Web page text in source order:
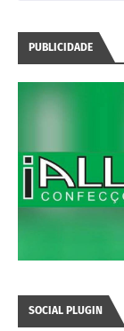
PUBLICIDADE
SOCIAL PLUGIN